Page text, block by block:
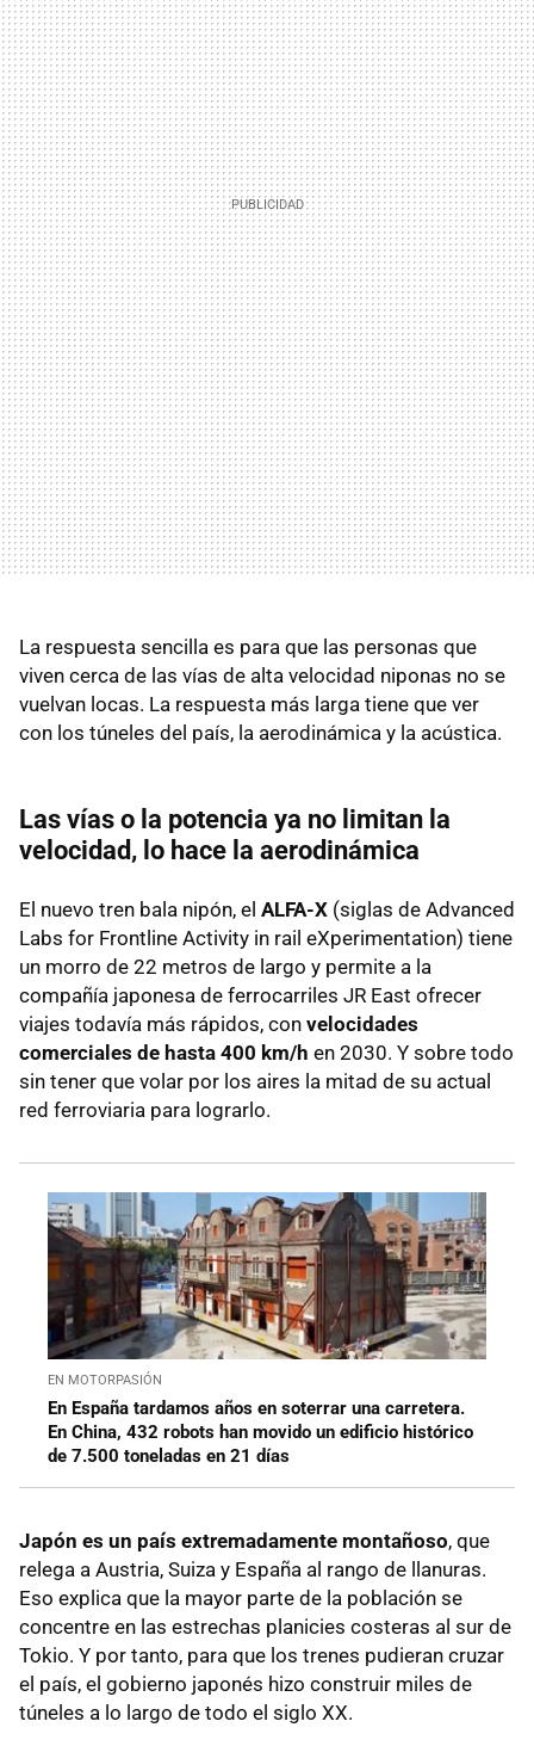
La respuesta sencilla es para que las personas que
viven cerca de las vías de alta velocidad niponas no se
vuelvan locas. La respuesta más larga tiene que ver
con los túneles del país, la aerodinámica y la acústica.
Las vías o la potencia ya no limitan la
velocidad, lo hace la aerodinámica
El nuevo tren bala nipón, el ALFA-X (siglas de Advanced
Labs for Frontline Activity in rail eXperimentation) tiene
un morro de 22 metros de largo y permite a la
compañía japonesa de ferrocarriles JR East ofrecer
viajes todavía más rápidos, con velocidades
comerciales de hasta 400 km/h en 2030. Y sobre todo
sin tener que volar por los aires la mitad de su actual
red ferroviaria para lograrlo.
EN MOTORPASIÓN
En España tardamos años en soterrar una carretera.
En China, 432 robots han movido un edificio histórico
de 7.500 toneladas en 21 días
Japón es un país extremadamente montañoso, que
relega a Austria, Suiza y España al rango de llanuras.
Eso explica que la mayor parte de la población se
concentre en las estrechas planicies costeras al sur de
Tokio. Y por tanto, para que los trenes pudieran cruzar
el país, el gobierno japonés hizo construir miles de
túneles a lo largo de todo el siglo XX.